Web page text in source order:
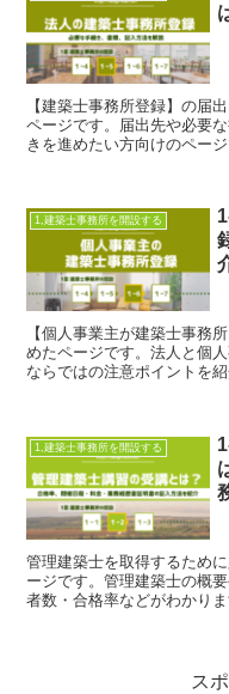
【建築士事務所登録】の届
ページです。届出先や必要
きを進めたい方向けのページ
1,建築士事務所を開設する
【個人事業主が建築士事務
めたページです。法人と個
ならではの注意ポイントを紹
1,建築士事務所を開設する
管理建築士を取得するため
ージです。管理建築士の概
者数・合格率などがわかりま
ス